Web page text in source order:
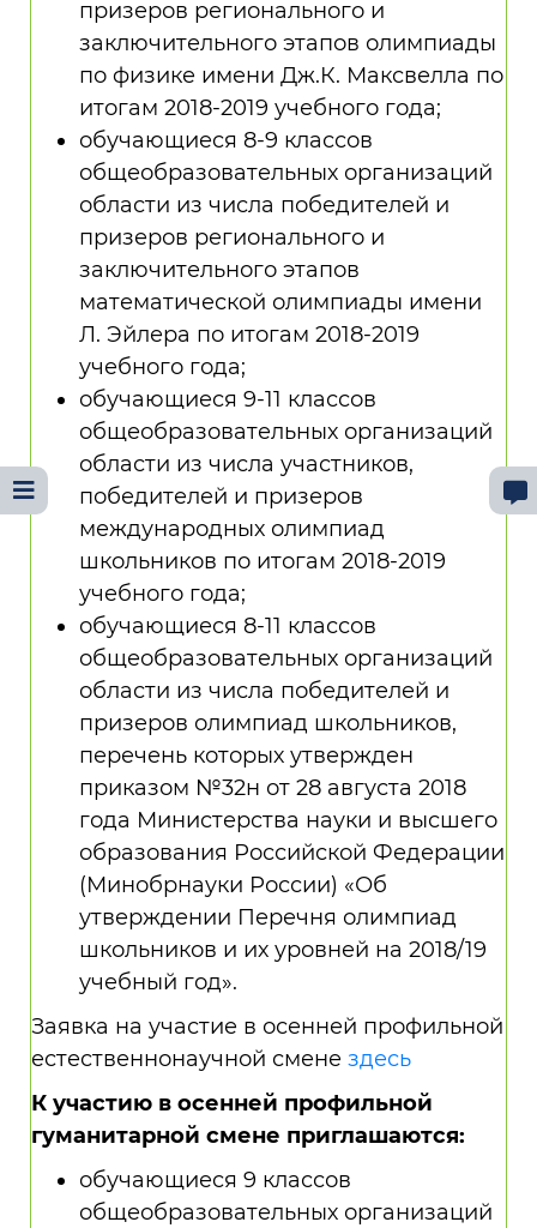
призеров регионального и
заключительного этапов олимпиады
по физике имени Дж.К. Максвелла по
итогам 2018-2019 учебного года;
обучающиеся 8-9 классов
общеобразовательных организаций
области из числа победителей и
призеров регионального и
заключительного этапов
математической олимпиады имени
Л. Эйлера по итогам 2018-2019
учебного года;
обучающиеся 9-11 классов
общеобразовательных организаций
области из числа участников,
победителей и призеров
международных олимпиад
школьников по итогам 2018-2019
учебного года;
обучающиеся 8-11 классов
общеобразовательных организаций
области из числа победителей и
призеров олимпиад школьников,
перечень которых утвержден
приказом №32н от 28 августа 2018
года Министерства науки и высшего
образования Российской Федерации
(Минобрнауки России) «Об
утверждении Перечня олимпиад
школьников и их уровней на 2018/19
учебный год».
Заявка на участие в осенней профильной
естественнонаучной смене здесь
К участию в осенней профильной
гуманитарной смене приглашаются:
обучающиеся 9 классов
общеобразовательных организаций